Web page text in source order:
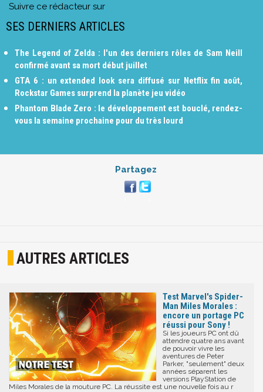
Suivre ce rédacteur sur
SES DERNIERS ARTICLES
The Legend of Zelda : l'un des derniers rôles de Sam Neill
confirmé avant sa mort début juillet
GTA 6 : un extended look sera diffusé sur Netflix fin août,
Rockstar Games surprend la planète jeu vidéo
Phantom Blade Zero : le développement est bouclé, rendez-
vous la semaine prochaine pour du très lourd
Partagez
AUTRES ARTICLES
Test Marvel's Spider-
Man Miles Morales :
encore un portage PC
réussi pour Sony !
Si les joueurs PC ont dû
attendre quatre ans avant
de pouvoir vivre les
aventures de Peter
Parker, "seulement" deux
années séparent les
versions PlayStation de
Miles Morales de la mouture PC. La réussite est une nouvelle fois au r